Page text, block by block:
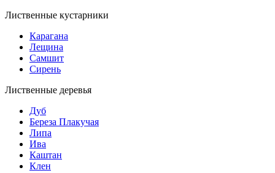
Лиственные кустарники
Карагана
Лещина
Самшит
Сирень
Лиственные деревья
Дуб
Береза Плакучая
Липа
Ива
Каштан
Клен